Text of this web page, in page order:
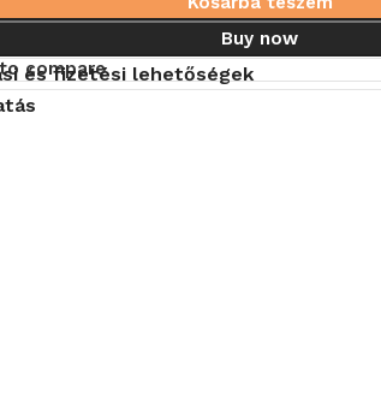
Buy now
compare
és fizetési lehetőségek